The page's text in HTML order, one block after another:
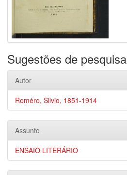
Sugestões de pesquisa
Autor
Roméro, Silvio, 1851-1914
Assunto
ENSAIO LITERÁRIO